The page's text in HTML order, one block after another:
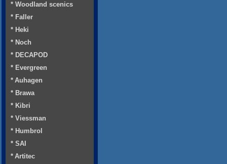
* Woodland scenics
* Faller
* Heki
* Noch
* DECAPOD
* Evergreen
* Auhagen
* Brawa
* Kibri
* Viessman
* Humbrol
* SAI
* Artitec